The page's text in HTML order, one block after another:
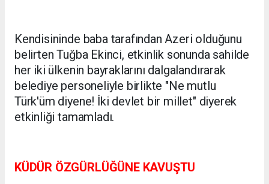
Kendisininde baba tarafından Azeri olduğunu
belirten Tuğba Ekinci, etkinlik sonunda sahilde
her iki ülkenin bayraklarını dalgalandırarak
belediye personeliyle birlikte "Ne mutlu
Türk'üm diyene! İki devlet bir millet" diyerek
etkinliği tamamladı.
KÜDÜR ÖZGÜRLÜĞÜNE KAVUŞTU